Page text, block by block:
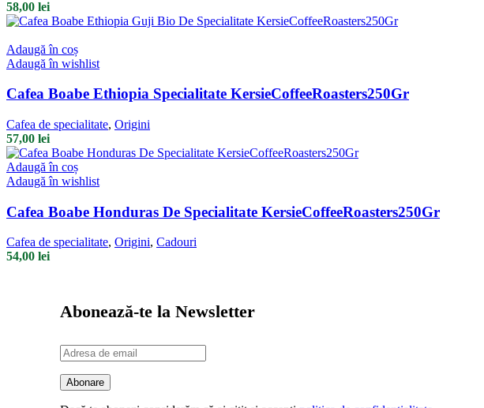
58,00 lei
Adaugă în coș
Adaugă în wishlist
Cafea Boabe Ethiopia Specialitate KersieCoffeeRoasters250Gr
Cafea de specialitate, Origini
57,00 lei
Adaugă în coș
Adaugă în wishlist
Cafea Boabe Honduras De Specialitate KersieCoffeeRoasters250Gr
Cafea de specialitate, Origini, Cadouri
54,00 lei
Abonează-te la Newsletter